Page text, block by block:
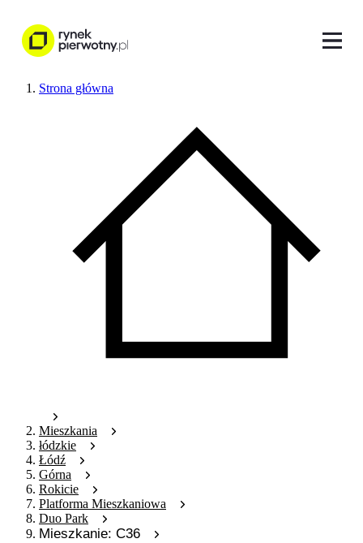
Strona główna
Mieszkania
łódzkie
Łódź
Górna
Rokicie
Platforma Mieszkaniowa
Duo Park
Mieszkanie: C36